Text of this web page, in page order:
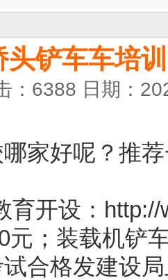
头铲车车培
：6388 日期：
家好呢？推
开设：
元；装载机铲
合格发建设